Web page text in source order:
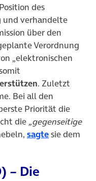
des
und verhandelte
über den
Verordnung
„elektronischen
. Zuletzt
Bei all den
Priorität die
die „gegenseitige
sagte(öffnet in
sie dem
– Die